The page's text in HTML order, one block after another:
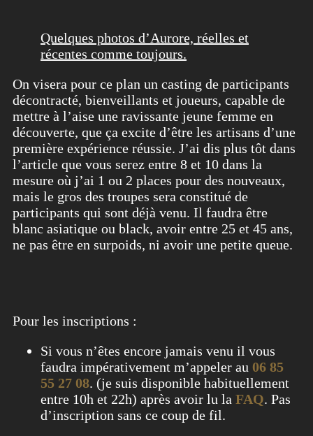
Quelques photos d’Aurore, réelles et
récentes comme toujours.
On visera pour ce plan un casting de participants
décontracté, bienveillants et joueurs, capable de
mettre à l’aise une ravissante jeune femme en
découverte, que ça excite d’être les artisans d’une
première expérience réussie. J’ai dis plus tôt dans
l’article que vous serez entre 8 et 10 dans la
mesure où j’ai 1 ou 2 places pour des nouveaux,
mais le gros des troupes sera constitué de
participants qui sont déjà venu. Il faudra être
blanc asiatique ou black, avoir entre 25 et 45 ans,
ne pas être en surpoids, ni avoir une petite queue.
Pour les inscriptions :
Si vous n’êtes encore jamais venu il vous
faudra impérativement m’appeler au 06 85
55 27 08. (je suis disponible habituellement
entre 10h et 22h) après avoir lu la FAQ. Pas
d’inscription sans ce coup de fil.